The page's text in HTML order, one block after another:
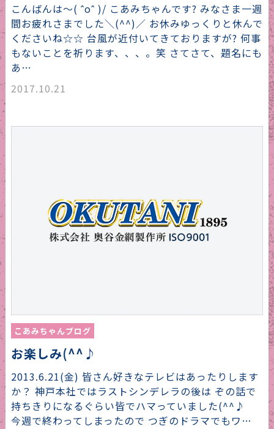
こんばんは〜( ˆoˆ )/ こあみちゃんです? みなさま一週
間お疲れさまでした＼(^^)／ お休みゆっくりと休んで
くださいね☆☆ 台風が近付いてきておりますが? 何事
もないことを祈ります、、、。笑 さてさて、題名にも
あ…
2017.10.21
こあみちゃんブログ
お楽しみ(^^♪
2013.6.21(金) 皆さん好きなテレビはあったりします
か？ 神戸本社ではラストシンデレラの後は ぞの話で
持ちきりになるぐらい皆でハマっていました(^^♪
今週で終わってしまったので つぎのドラマでもワ…